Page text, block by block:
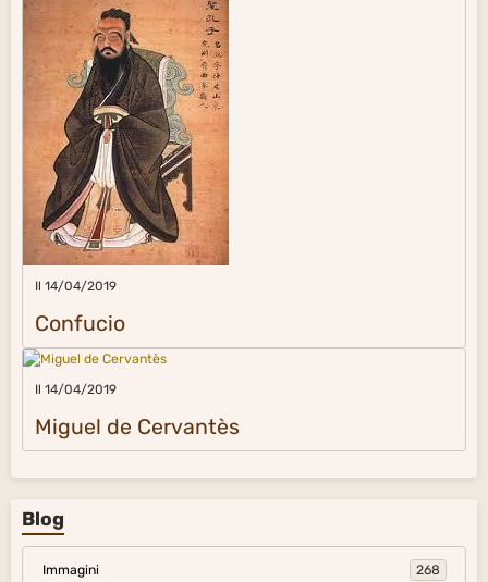
Il 14/04/2019
Confucio
Il 14/04/2019
Miguel de Cervantès
Blog
Immagini 268